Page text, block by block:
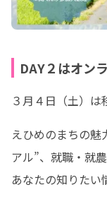
DAY２はオン
３月４日（土）は
えひめのまちの魅
アル”、就職・就
あなたの知りたい